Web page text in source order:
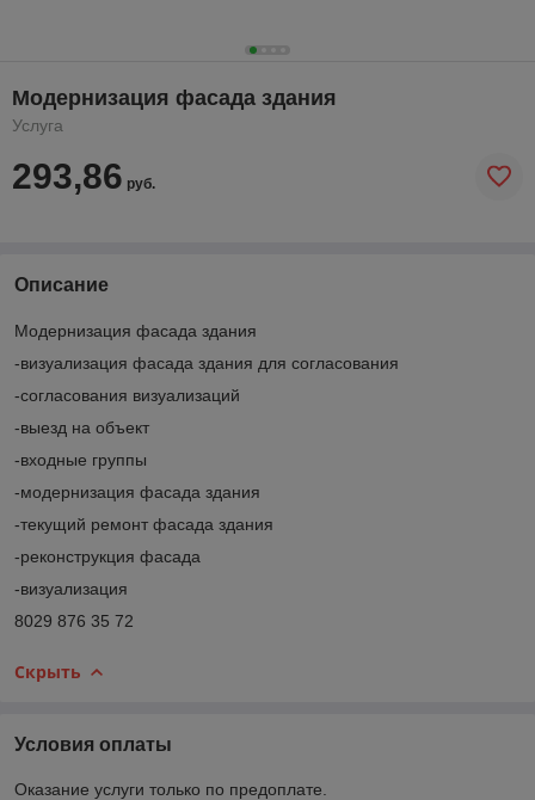
Модернизация фасада здания
Услуга
293,86 руб.
Описание
Модернизация фасада здания
-визуализация фасада здания для согласования
-согласования визуализаций
-выезд на объект
-входные группы
-модернизация фасада здания
-текущий ремонт фасада здания
-реконструкция фасада
-визуализация
8029 876 35 72
Скрыть
Условия оплаты
Оказание услуги только по предоплате.